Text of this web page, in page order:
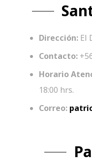
Dirección: El
Contacto:
Horario
18:00 hrs.
Correo: